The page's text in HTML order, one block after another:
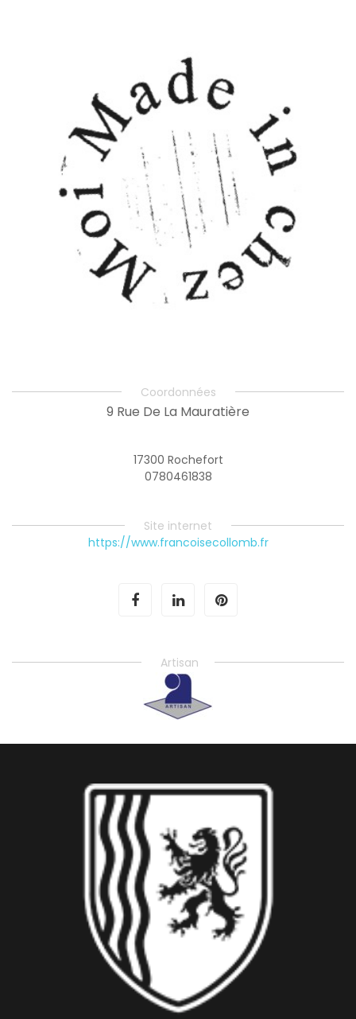
Coordonnées
9 Rue De La Mauratière
17300 Rochefort
0780461838
Site internet
https://www.francoisecollomb.fr
Artisan